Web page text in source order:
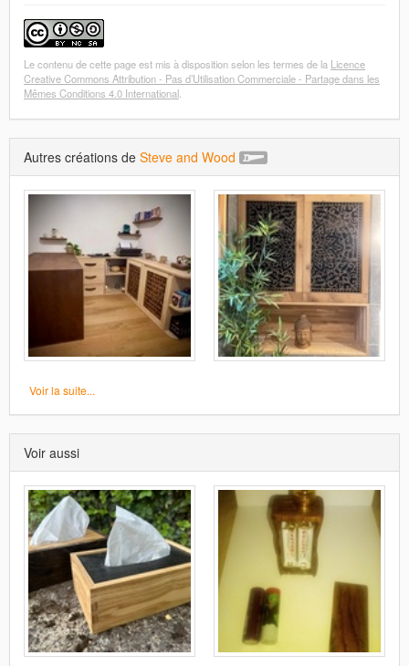
Le contenu de cette page est mis à disposition selon les termes de la Licence
Creative Commons Attribution - Pas d’Utilisation Commerciale - Partage dans les
Mêmes Conditions 4.0 International
Autres créations de Steve and Wood
Voir la suite...
Voir aussi